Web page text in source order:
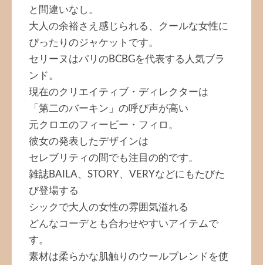
と間違いなし。
大人の余裕さえ感じられる、クールな女性に
ぴったりのジャケットです。
セリーヌはパリのBCBGを代表する人気ブラ
ンド。
現在のクリエイティブ・ディレクターは
「第二のバーキン」の呼び声が高い
元クロエのフィービー・フィロ。
彼女の発表したデザインは
セレブリティの間でも注目の的です。
雑誌BAILA、STORY、VERYなどにもたびた
び登場する
シックで大人の女性の雰囲気溢れる
どんなコーデとも合わせやすいアイテムで
す。
素材は柔らかな肌触りのウールブレンドを使